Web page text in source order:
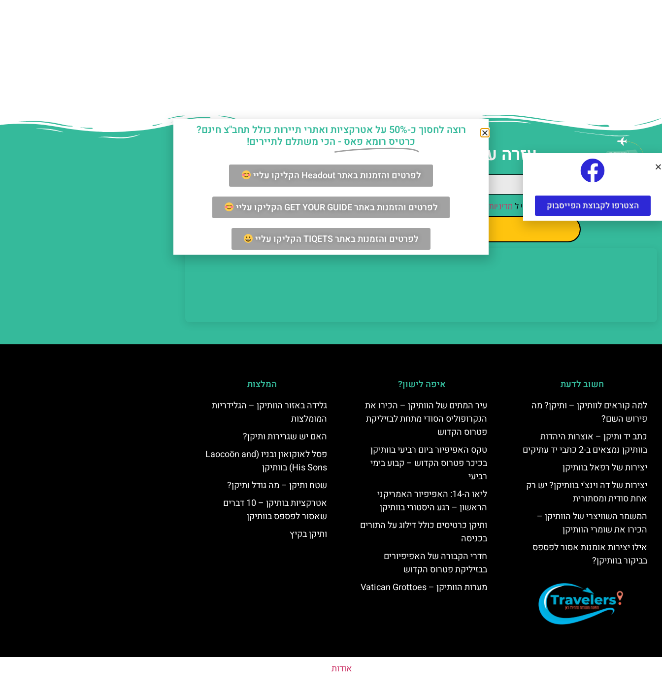
עזרה עם תכנון החופשה ברומא?
קראתי והסכמתי ל מדיניות הפרטיות מאשר/ת קבלת דיוור וחומרים פרסומיים
שליחה
חשוב לדעת
למה קוראים לוותיקן – ותיקן? מה
פירוש השם?
כתב יד ותיקן – אוצרות היהדות
בוותיקן נמצאים ב-2 כתבי יד עתיקים
יצירות של רפאל בוותיקן
יצירות של דה וינצ'י בוותיקן? יש רק
אחת סודית ומסתורית
המשמר השוויצרי של הוותיקן –
הכירו את שומרי הוותיקן
אילו יצירות אומנות אסור לפספס
בביקור בוותיקן?
איפה לישון?
עיר המתים של הוותיקן – הכירו את
הנקרופוליס הסודי מתחת לבזיליקת
פטרוס הקדוש
טקס האפיפיור ביום רביעי בוותיקן
בכיכר פטרוס הקדוש – קבוע בימי
רביעי
ליאו ה-14: האפיפיור האמריקני
הראשון – רגע היסטורי בוותיקן
ותיקן כרטיסים כולל דילוג על התורים
בכניסה
חדרי הקבורה של האפיפיורים
בבזיליקת פטרוס הקדוש
מערות הוותיקן – Vatican Grottoes
המלצות
גלידה באזור הוותיקן – הגלידריות
המומלצות
האם יש שגרירות ותיקן?
פסל לאוקואון ובניו (Laocoön and
His Sons) בוותיקן
שטח ותיקן – מה גודל ותיקן?
אטרקציות בותיקן – 10 דברים
שאסור לפספס בוותיקן
ותיקן בקיץ
אודות
הצטרפו לקבוצת הפייסבוק
רוצה לחסוך כ-50% על אטרקציות ואתרי תיירות כולל תחב"צ חינם?
כרטיס רומא פאס - הכי משתלם לתיירים!
לפרטים והזמנות באתר Headout הקליקו עליי
לפרטים והזמנות באתר GET YOUR GUIDE הקליקו עליי
לפרטים והזמנות באתר TIQETS הקליקו עליי